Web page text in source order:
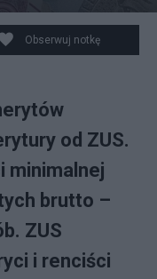
Obserwuj notkę
od ZUS.
minimalnej
brutto –
ZUS
i renciści